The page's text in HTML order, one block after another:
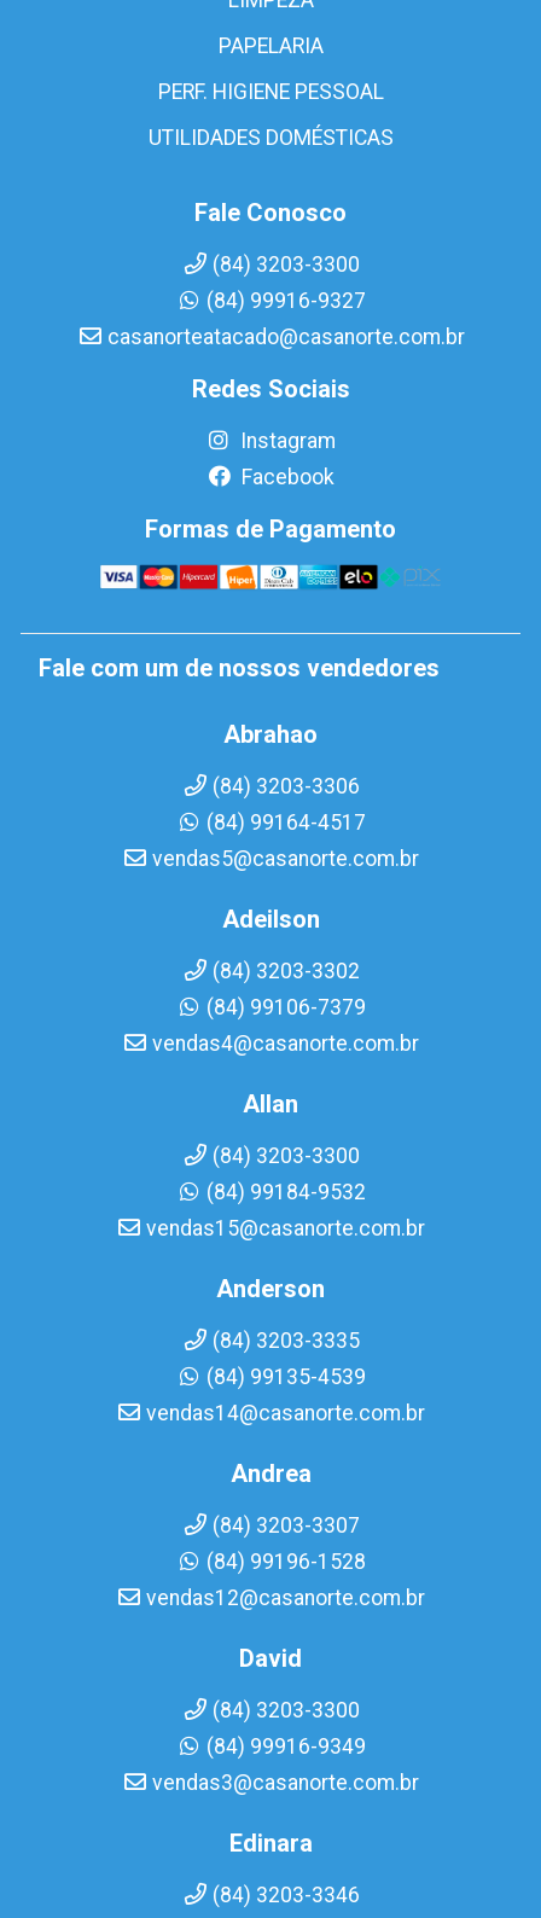
PAPELARIA
PERF. HIGIENE PESSOAL
UTILIDADES DOMÉSTICAS
Fale Conosco
(84) 3203-3300
(84) 99916-9327
casanorteatacado@casanorte.com.br
Redes Sociais
Instagram
Facebook
Formas de Pagamento
Fale com um de nossos vendedores
Abrahao
(84) 3203-3306
(84) 99164-4517
vendas5@casanorte.com.br
Adeilson
(84) 3203-3302
(84) 99106-7379
vendas4@casanorte.com.br
Allan
(84) 3203-3300
(84) 99184-9532
vendas15@casanorte.com.br
Anderson
(84) 3203-3335
(84) 99135-4539
vendas14@casanorte.com.br
Andrea
(84) 3203-3307
(84) 99196-1528
vendas12@casanorte.com.br
David
(84) 3203-3300
(84) 99916-9349
vendas3@casanorte.com.br
Edinara
(84) 3203-3346